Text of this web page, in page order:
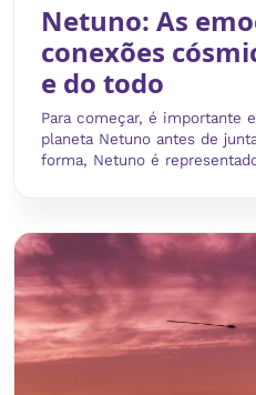
Netuno: As
conexões
e do todo
Para começar, é importante
planeta Netuno antes de
forma, Netuno é